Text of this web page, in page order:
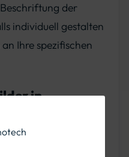
der
individuell gestalten
Ihre spezifischen
in
Bestandteile der